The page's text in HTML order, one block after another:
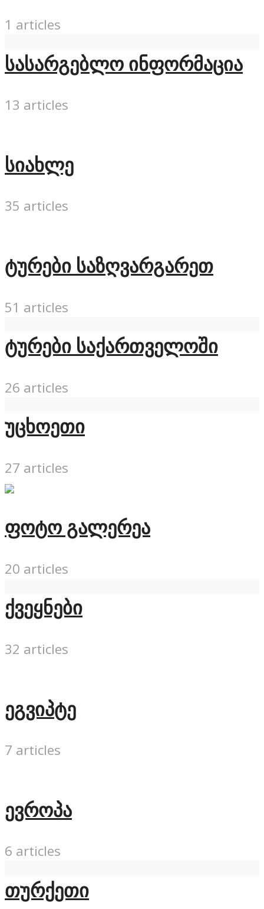
1 articles
სასარგებლო ინფორმაცია
13 articles
სიახლე
35 articles
ტურები საზღვარგარეთ
51 articles
ტურები საქართველოში
26 articles
უცხოეთი
27 articles
ფოტო გალერეა
20 articles
ქვეყნები
32 articles
ეგვიპტე
7 articles
ევროპა
6 articles
თურქეთი